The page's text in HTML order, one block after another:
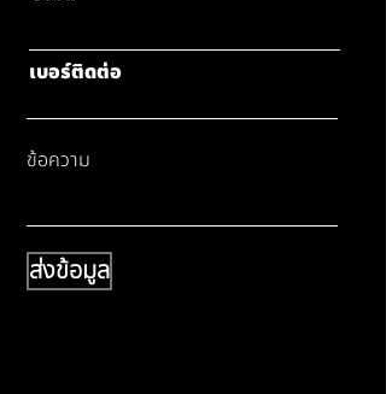
เบอร์ติดต่อ
ข้อความ
ส่งข้อมูล